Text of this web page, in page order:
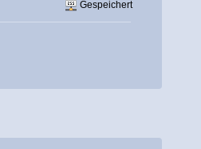
Gespeichert